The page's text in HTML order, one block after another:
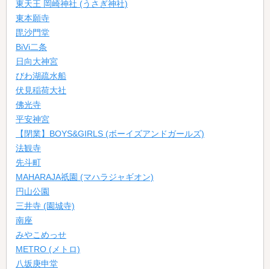
東天王 岡崎神社 (うさぎ神社)
東本願寺
毘沙門堂
BiVi二条
日向大神宮
びわ湖疏水船
伏見稲荷大社
佛光寺
平安神宮
【閉業】BOYS&GIRLS (ボーイズアンドガールズ)
法観寺
先斗町
MAHARAJA祇園 (マハラジャギオン)
円山公園
三井寺 (園城寺)
南座
みやこめっせ
METRO (メトロ)
八坂庚申堂